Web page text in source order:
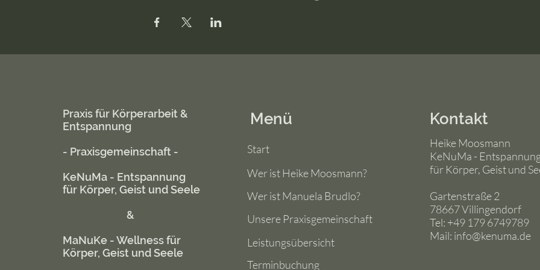
Praxis für Körperarbeit &
Entspannung
- Praxisgemeinschaft -
KeNuMa - Entspannung
für Körper, Geist und Seele
&
MaNuKe - Wellness für
Körper, Geist und Seele
Menü
Start
Wer ist Heike Moosmann?
Wer ist Manuela Brudlo?
Unsere Praxisgemeinschaft
Leistungsübersicht
Terminbuchung
Kontakt
Heike Moosmann
KeNuMa -
für Körper, Geist und
Gartenstraße 2
78667 Villingendorf
Tel: +49 179 6749789
Mail: info@kenuma.de